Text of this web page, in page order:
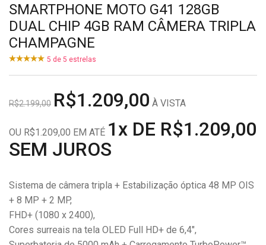
SMARTPHONE MOTO G41 128GB
DUAL CHIP 4GB RAM CÂMERA TRIPLA
CHAMPAGNE
5 de 5 estrelas
R$2.199,00 R$1.209,00 À VISTA
OU R$1.209,00 EM ATÉ 1x DE R$1.209,00
SEM JUROS
Sistema de câmera tripla + Estabilização óptica 48 MP OIS
+ 8 MP + 2 MP,
FHD+ (1080 x 2400),
Cores surreais na tela OLED Full HD+ de 6,4″,